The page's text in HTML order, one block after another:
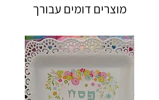
מוצרים דומים עבורך